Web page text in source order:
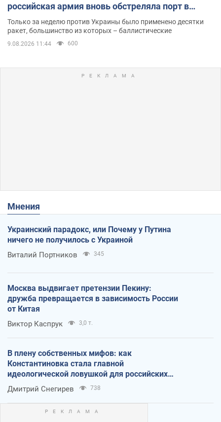
российская армия вновь обстреляла порт в
Одессе
Только за неделю против Украины было применено десятки
ракет, большинство из которых – баллистические
9.08.2026 11:44 600
Мнения
Украинский парадокс, или Почему у Путина
ничего не получилось с Украиной
Виталий Портников 345
Москва выдвигает претензии Пекину:
дружба превращается в зависимость России
от Китая
Виктор Каспрук 3,0 т.
В плену собственных мифов: как
Константиновка стала главной
идеологической ловушкой для российских
оккупантов
Дмитрий Снегирев 738